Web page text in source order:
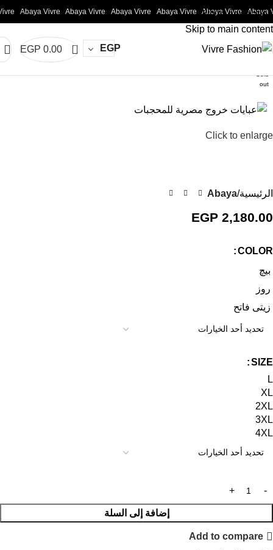
Skip to navigation
Skip to main content
Abaya Vivre Abaya Vivre Abaya Vivre Abaya Vivre Abaya Vivre Abaya
EGP
0
EGP 0.00
out
Click to enlarge
الرئيسية Abaya
EGP 2,180.00
COLOR
بيچ
روز
زيتى فاتح
SIZE
L
XL
2XL
3XL
4XL
إضافة إلى السلة
Add to compare